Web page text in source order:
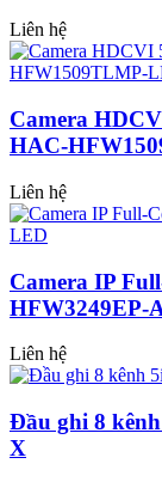
Liên hệ
Camera
HAC-
Liên hệ
Camera IP
HFW3249EP-
Liên hệ
Đầu ghi 8
X